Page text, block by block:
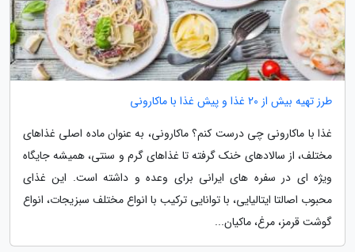
طرز تهیه بیش از 20 غذا و پیش غذا با ماکارونی
غذا با ماکارونی چی درست کنم؟ ماکارونی، به عنوان ماده اصلی غذاهای
مختلف، از سالادهای خنک گرفته تا غذاهای گرم و سنتی، همیشه جایگاه
ویژه ای در سفره های ایرانی برای وعده و داشته است. این غذای
محبوب اصالتا ایتالیایی، با توانایی ترکیب با انواع مختلف سبزیجات، انواع
گوشت قرمز، مرغ، ماکیان...